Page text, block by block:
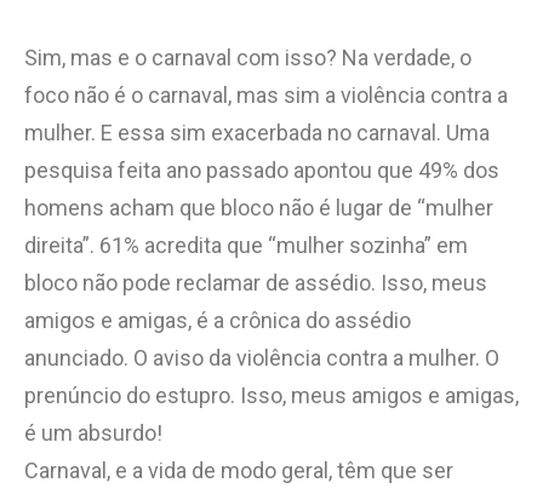
Sim, mas e o carnaval com isso? Na verdade, o
foco não é o carnaval, mas sim a violência contra a
mulher. E essa sim exacerbada no carnaval. Uma
pesquisa feita ano passado apontou que 49% dos
homens acham que bloco não é lugar de “mulher
direita”. 61% acredita que “mulher sozinha” em
bloco não pode reclamar de assédio. Isso, meus
amigos e amigas, é a crônica do assédio
anunciado. O aviso da violência contra a mulher. O
prenúncio do estupro. Isso, meus amigos e amigas,
é um absurdo!
Carnaval, e a vida de modo geral, têm que ser